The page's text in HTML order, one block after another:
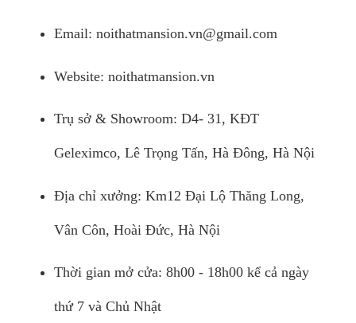
Email: noithatmansion.vn@gmail.com
Website: noithatmansion.vn
Trụ sở & Showroom: D4- 31, KĐT
Geleximco, Lê Trọng Tấn, Hà Đông, Hà Nội
Địa chỉ xưởng: Km12 Đại Lộ Thăng Long,
Vân Côn, Hoài Đức, Hà Nội
Thời gian mở cửa: 8h00 - 18h00 kể cả ngày
thứ 7 và Chủ Nhật